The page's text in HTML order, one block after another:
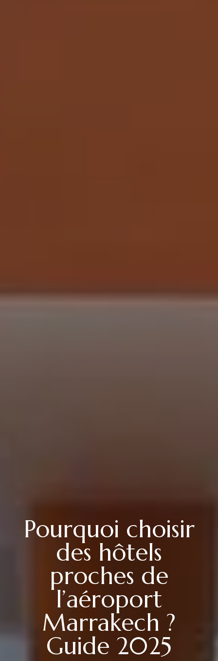
Pourquoi choisir
des hôtels
proches de
l’aéroport
Marrakech ?
Guide 2025